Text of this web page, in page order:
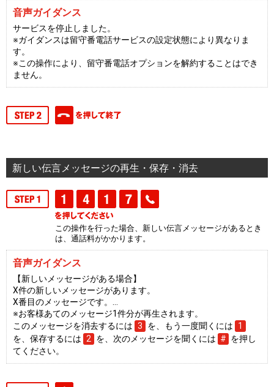
音声ガイダンス
サービスを停止しました。
※ガイダンスは留守番電話サービスの設定状態により異なりま
す。
※この操作により、留守番電話オプションを解約することはでき
ません。
新しい伝言メッセージの再生・保存・消去
この操作を行った場合、新しい伝言メッセージがあるとき
は、通話料がかかります。
音声ガイダンス
【新しいメッセージがある場合】
X件の新しいメッセージがあります。
X番目のメッセージです。…
※お客様あてのメッセージ1件分が再生されます。
このメッセージを消去するには 3 を、もう一度聞くには
1
を、保存するには
2 を、次のメッセージを聞くには # を押し
てください。